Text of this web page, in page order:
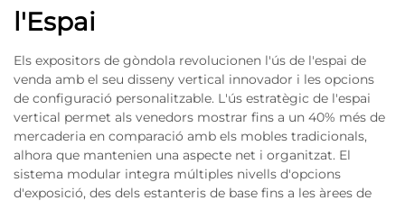
l'Espai
Els expositors de gòndola revolucionen l'ús de l'espai de
venda amb el seu disseny vertical innovador i les opcions
de configuració personalitzable. L'ús estratègic de l'espai
vertical permet als venedors mostrar fins a un 40% més de
mercaderia en comparació amb els mobles tradicionals,
alhora que mantenien una aspecte net i organitzat. El
sistema modular integra múltiples nivells d'opcions
d'exposició, des dels estanteris de base fins a les àrees de